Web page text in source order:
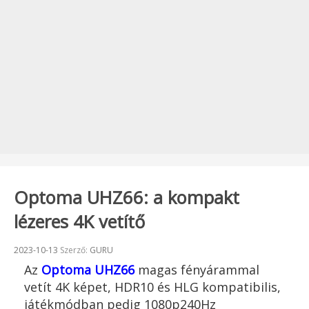
Optoma UHZ66: a kompakt
lézeres 4K vetítő
Beküldve:
2023-10-13 Szerző: GURU
Az Optoma UHZ66magas fényárammal
vetít 4K képet, HDR10 és HLG kompatibilis,
játékmódban pedig 1080p240Hz